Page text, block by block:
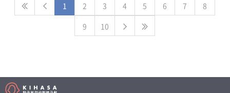
1 2 3 4 5 6 7
8
9
10